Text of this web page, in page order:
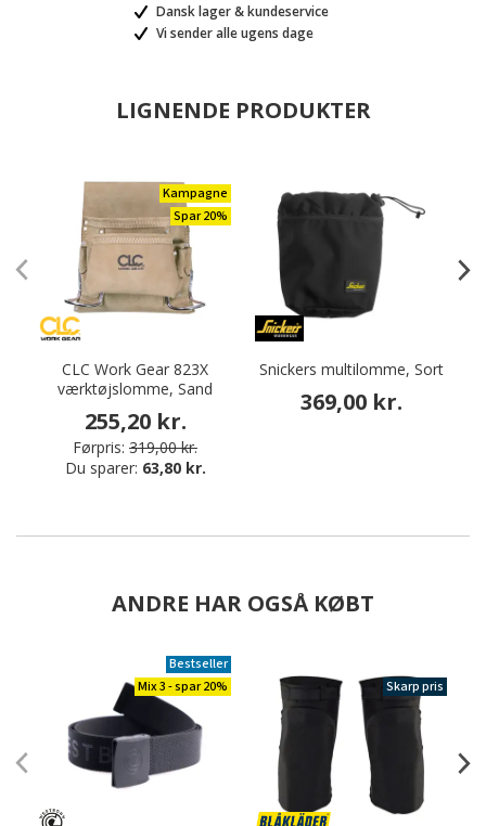
Dansk lager & kundeservice
Vi sender alle ugens dage
LIGNENDE PRODUKTER
Kampagne
Spar 20%
CLC Work Gear 823X
værktøjslomme, Sand
255,20 kr.
Førpris: 319,00 kr.
Du sparer: 63,80 kr.
Snickers multilomme, Sort
369,00 kr.
ANDRE HAR OGSÅ KØBT
Bestseller
Mix 3 - spar 20%
Skarp pris